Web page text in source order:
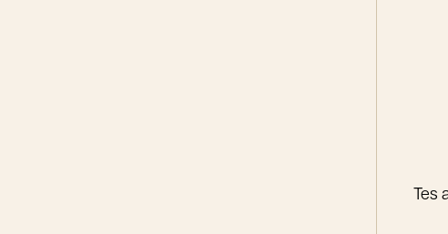
Tes